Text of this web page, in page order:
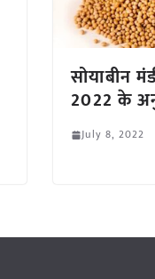
सोयाबीन
2022 के
July 8, 2022